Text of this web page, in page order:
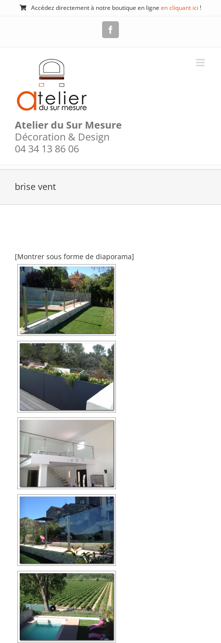
Passer
Accédez directement à notre boutique en ligne en cliquant ici !
Atelier du Sur Mesure
Décoration & Design
04 34 13 86 06
brise vent
[Montrer sous forme de diaporama]